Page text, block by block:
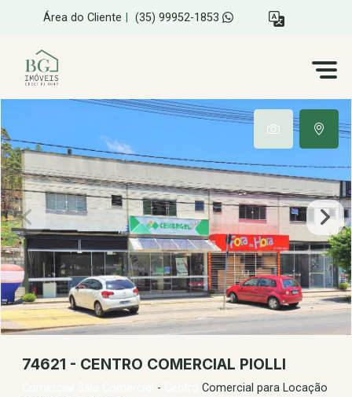
Área do Cliente (35) 99952-1853
74621 - CENTRO COMERCIAL PIOLLI
-
Comercial para Locação